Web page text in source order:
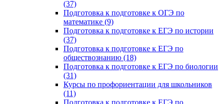
(37)
Подготовка к подготовке к ОГЭ по
математике (9)
Подготовка к подготовке к ЕГЭ по истории
(37)
Подготовка к подготовке к ЕГЭ по
обществознанию (18)
Подготовка к подготовке к ЕГЭ по биологии
(31)
Курсы по профориентации для школьников
(11)